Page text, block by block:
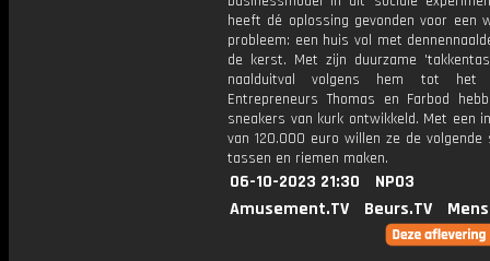
heeft dé oplossing gevonden voor een
probleem: een huis vol met
de kerst. Met zijn duurzame
naalduitval volgens hem tot het
Entrepreneurs Thomas en Farbod
sneakers van kurk ontwikkeld. Met een
van 120.000 euro willen ze de volgende
tassen en riemen maken.
06-10-2023 21:30
NPO3
Amusement.TV
Beurs.TV